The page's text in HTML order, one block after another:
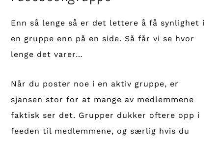
Enn så lenge så er det lettere å få synlighet i
en gruppe enn på en side. Så får vi se hvor
lenge det varer…
Når du poster noe i en aktiv gruppe, er
sjansen stor for at mange av medlemmene
faktisk ser det. Grupper dukker oftere opp i
feeden til medlemmene, og særlig hvis du